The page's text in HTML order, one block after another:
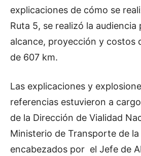
explicaciones de cómo se
Ruta 5, se realizó la audiencia
alcance, proyección y costos
de 607 km.
Las explicaciones y
referencias estuvieron a
de la Dirección de Vialidad
Ministerio de Transporte de
encabezados por el Jefe de